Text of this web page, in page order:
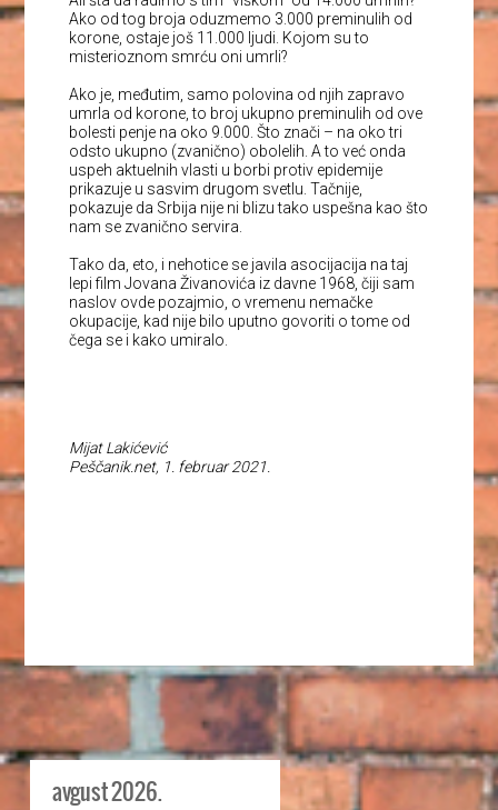
Ako od tog broja oduzmemo 3.000 preminulih od
korone, ostaje još 11.000 ljudi. Kojom su to
misterioznom smrću oni umrli?
Ako je, međutim, samo polovina od njih zapravo
umrla od korone, to broj ukupno preminulih od ove
bolesti penje na oko 9.000. Što znači – na oko tri
odsto ukupno (zvanično) obolelih. A to već onda
uspeh aktuelnih vlasti u borbi protiv epidemije
prikazuje u sasvim drugom svetlu. Tačnije,
pokazuje da Srbija nije ni blizu tako uspešna kao što
nam se zvanično servira.
Tako da, eto, i nehotice se javila asocijacija na taj
lepi film Jovana Živanovića iz davne 1968, čiji sam
naslov ovde pozajmio, o vremenu nemačke
okupacije, kad nije bilo uputno govoriti o tome od
čega se i kako umiralo.
Mijat Lakićević
Peščanik.net, 1. februar 2021.
avgust 2026.